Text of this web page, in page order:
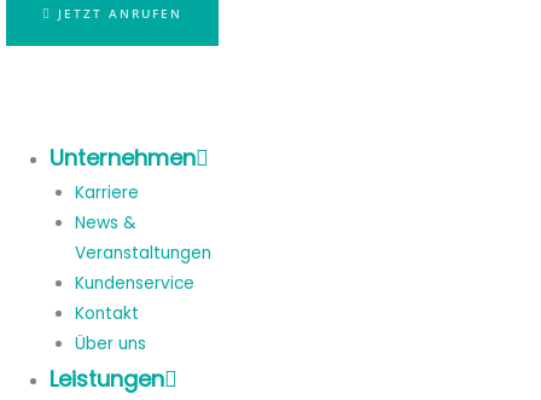
JETZT ANRUFEN
Unternehmen
Karriere
News &
Veranstaltungen
Kundenservice
Kontakt
Über uns
Leistungen